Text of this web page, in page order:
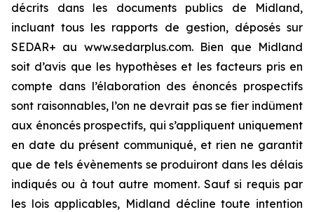
décrits dans les documents publics de Midland,
incluant tous les rapports de gestion, déposés sur
SEDAR+ au www.sedarplus.com. Bien que Midland
soit d’avis que les hypothèses et les facteurs pris en
compte dans l’élaboration des énoncés prospectifs
sont raisonnables, l’on ne devrait pas se fier indûment
aux énoncés prospectifs, qui s’appliquent uniquement
en date du présent communiqué, et rien ne garantit
que de tels évènements se produiront dans les délais
indiqués ou à tout autre moment. Sauf si requis par
les lois applicables, Midland décline toute intention